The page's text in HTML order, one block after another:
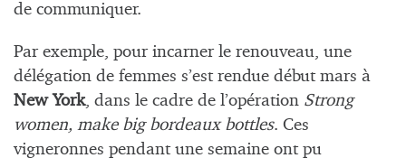
de communiquer.
Par exemple, pour incarner le renouveau, une
délégation de femmes s’est rendue début mars à
New York, dans le cadre de l’opération Strong
women, make big bordeaux bottles. Ces
vigneronnes pendant une semaine ont pu